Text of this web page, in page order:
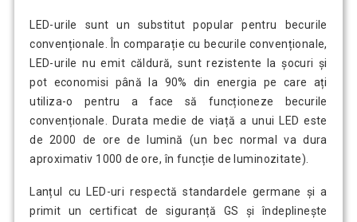
LED-urile sunt un substitut popular pentru becurile
convenționale. În comparație cu becurile convenționale,
LED-urile nu emit căldură, sunt rezistente la șocuri și
pot economisi până la 90% din energia pe care ați
utiliza-o pentru a face să funcționeze becurile
convenționale. Durata medie de viață a unui LED este
de 2000 de ore de lumină (un bec normal va dura
aproximativ 1000 de ore, în funcție de luminozitate).
Lanțul cu LED-uri respectă standardele germane și a
primit un certificat de siguranță GS și îndeplinește